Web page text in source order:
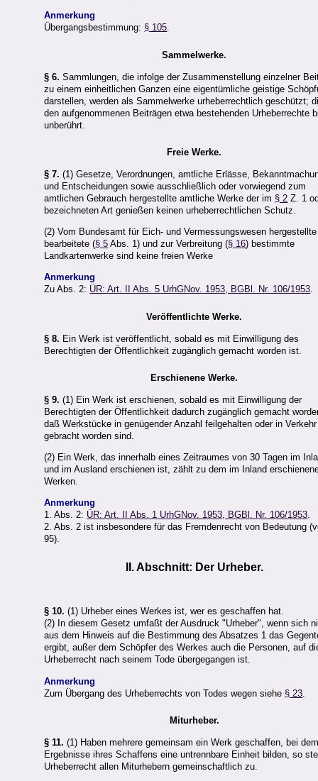
Anmerkung
Übergangsbestimmung: § 105.
Sammelwerke.
§ 6. Sammlungen, die infolge der Zusammenstellung einzelner
zu einem einheitlichen Ganzen eine eigentümliche geistige
darstellen, werden als Sammelwerke urheberrechtlich geschützt;
den aufgenommenen Beiträgen etwa bestehenden Urheberrechte
unberührt.
Freie Werke.
§ 7. (1) Gesetze, Verordnungen, amtliche Erlässe,
und Entscheidungen sowie ausschließlich oder vorwiegend zum
amtlichen Gebrauch hergestellte amtliche Werke der im § 2 Z. 1
bezeichneten Art genießen keinen urheberrechtlichen Schutz.
(2) Vom Bundesamt für Eich- und Vermessungswesen
bearbeitete (§ 5 Abs. 1) und zur Verbreitung (§ 16) bestimmte
Landkartenwerke sind keine freien Werke
Anmerkung
Zu Abs. 2: ÜR: Art. II Abs. 5 UrhGNov. 1953, BGBl. Nr. 106/1953.
Veröffentlichte Werke.
§ 8. Ein Werk ist veröffentlicht, sobald es mit Einwilligung des
Berechtigten der Öffentlichkeit zugänglich gemacht worden ist.
Erschienene Werke.
§ 9. (1) Ein Werk ist erschienen, sobald es mit Einwilligung der
Berechtigten der Öffentlichkeit dadurch zugänglich gemacht
daß Werkstücke in genügender Anzahl feilgehalten oder in Verkehr
gebracht worden sind.
(2) Ein Werk, das innerhalb eines Zeitraumes von 30 Tagen im
und im Ausland erschienen ist, zählt zu dem im Inland
Werken.
Anmerkung
1. Abs. 2: ÜR: Art. II Abs. 1 UrhGNov. 1953, BGBl. Nr. 106/1953.
2. Abs. 2 ist insbesondere für das Fremdenrecht von Bedeutung
95).
II. Abschnitt: Der Urheber.
§ 10. (1) Urheber eines Werkes ist, wer es geschaffen hat.
(2) In diesem Gesetz umfaßt der Ausdruck "Urheber", wenn sich
aus dem Hinweis auf die Bestimmung des Absatzes 1 das
ergibt, außer dem Schöpfer des Werkes auch die Personen, auf
Urheberrecht nach seinem Tode übergegangen ist.
Anmerkung
Zum Übergang des Urheberrechts von Todes wegen siehe § 23
Miturheber.
§ 11. (1) Haben mehrere gemeinsam ein Werk geschaffen, bei
Ergebnisse ihres Schaffens eine untrennbare Einheit bilden, so
Urheberrecht allen Miturhebern gemeinschaftlich zu.